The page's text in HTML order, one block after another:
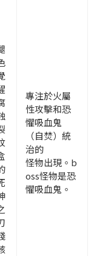
專注於火屬
性攻擊和恐
懼吸血鬼
（自焚）統
治的
怪物出現 。b
oss怪物是恐
懼吸血鬼。